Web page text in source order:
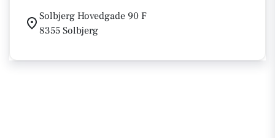
Solbjerg Hovedgade 90 F
8355 Solbjerg